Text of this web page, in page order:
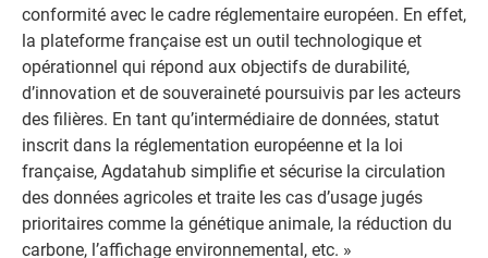
conformité avec le cadre réglementaire européen. En effet,
la plateforme française est un outil technologique et
opérationnel qui répond aux objectifs de durabilité,
d’innovation et de souveraineté poursuivis par les acteurs
des filières. En tant qu’intermédiaire de données, statut
inscrit dans la réglementation européenne et la loi
française, Agdatahub simplifie et sécurise la circulation
des données agricoles et traite les cas d’usage jugés
prioritaires comme la génétique animale, la réduction du
carbone, l’affichage environnemental, etc. »